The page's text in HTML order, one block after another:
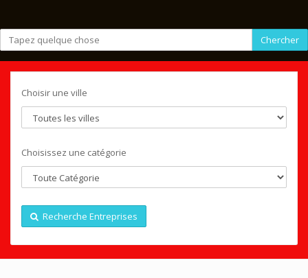
Chercher
Choisir une ville
Choisissez une catégorie
Recherche Entreprises